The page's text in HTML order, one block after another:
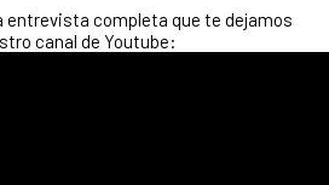
entrevista completa que te dejamos
canal de Youtube: